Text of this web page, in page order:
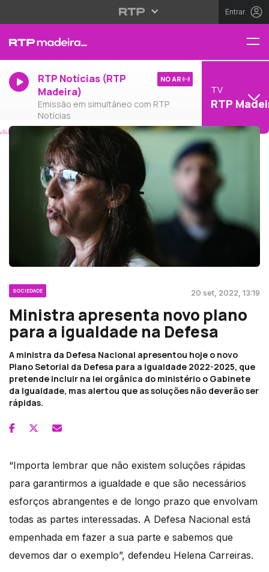
Entrar
RTP Notícias (RTP
Madeira)
Emissão em simultâneo com RTP
Notícias
NO AR
TV
RTP
SOCIEDADE 20 set, 2022, 13:19
Ministra apresenta novo plano
para a igualdade na Defesa
A ministra da Defesa Nacional apresentou hoje o novo
Plano Setorial da Defesa para a Igualdade 2022-2025, que
pretende incluir na lei orgânica do ministério o Gabinete
da Igualdade, mas alertou que as soluções não deverão ser
rápidas.
“Importa lembrar que não existem soluções rápidas
para garantirmos a igualdade e que são necessários
esforços abrangentes e de longo prazo que envolvam
todas as partes interessadas. A Defesa Nacional está
empenhada em fazer a sua parte e sabemos que
devemos dar o exemplo”, defendeu Helena Carreiras.